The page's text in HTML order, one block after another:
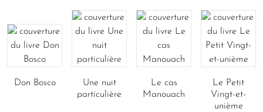
Don Bosco
Une nuit
particulière
Le cas
Manouach
Le Petit
Vingt-et-
unième